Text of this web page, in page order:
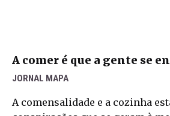
A comer é que a gente se
JORNAL MAPA
A comensalidade e a cozinha